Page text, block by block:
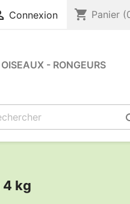
Connexion shopping_cart Panier
OISEAUX - RONGEURS
4 kg